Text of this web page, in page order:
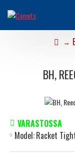
BH,
VARASTOSSA
Model:Racket